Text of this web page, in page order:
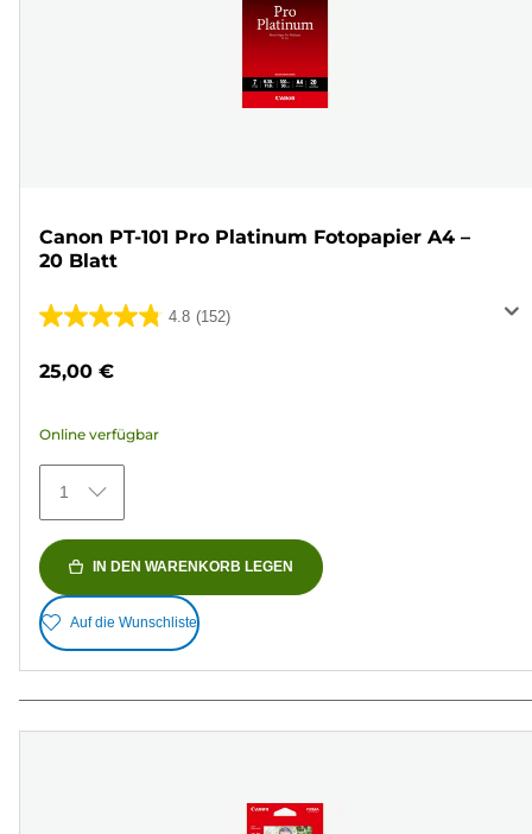
Canon PT-101 Pro Platinum Fotopapier A4 –
20 Blatt
4.8 (152)
4.8
152
Bewertungen
25,00 €
Online verfügbar
1
IN DEN WARENKORB LEGEN
Auf die Wunschliste